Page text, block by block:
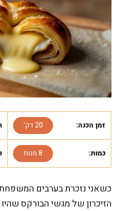
זמן הכנה: 20 דק'
כמות: 8 מנות
כשאני נזכרת בערבים
הזיכרון של מגשי הבורקס